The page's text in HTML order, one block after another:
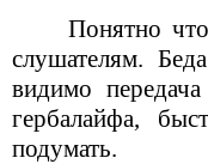
Понятно
слушателям.
видимо
гербалайфа,
подумать.